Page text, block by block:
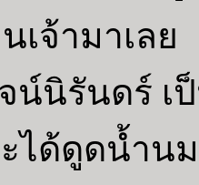
นเจ้ามาเ
น์นิรันดร์
ะได้ดูดน้ำ